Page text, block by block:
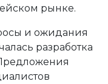
рынке.
и ожидания
разработка